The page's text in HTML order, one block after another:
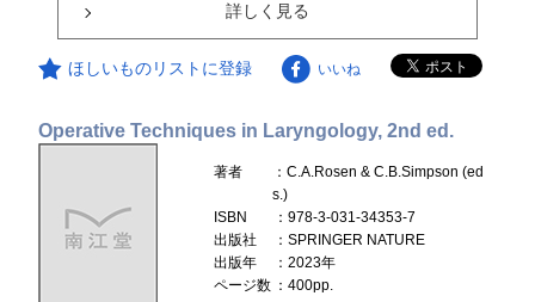
詳しく見る
ほしいものリストに登録 いいね
Operative Techniques in Laryngology, 2nd ed.
著者
：C.A.Rosen & C.B.Simpson (ed
s.)
ISBN
：978-3-031-34353-7
出版社
：SPRINGER NATURE
出版年
：2023年
ページ数 ：400pp.